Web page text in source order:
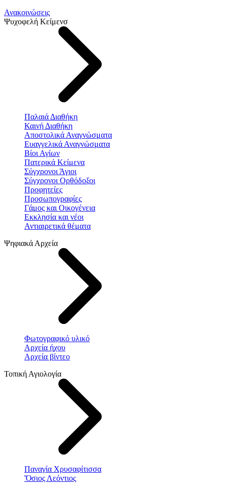
Ανακοινώσεις
Ψυχοφελή Κείμενσ
Παλαιά Διαθήκη
Καινή Διαθήκη
Αποστολικά Αναγνώσματα
Ευαγγελικά Αναγνώσματα
Βίοι Αγίων
Πατερικά Κείμενα
Σύγχρονοι Άγιοι
Σύγχρονοι Ορθόδοξοι
Προφητείες
Προσωπογραφίες
Γάμος και Οικογένεια
Εκκλησία και νέοι
Αντιαιρετικά θέματα
Ψηφιακά Αρχεία
Φωτογραφικό υλικό
Αρχεία ήχου
Αρχεία βίντεο
Τοπική Αγιολογία
Παναγία Χρυσαφίτισσα
Ὅσιος Λεόντιος